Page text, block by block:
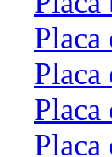
Placa
Placa